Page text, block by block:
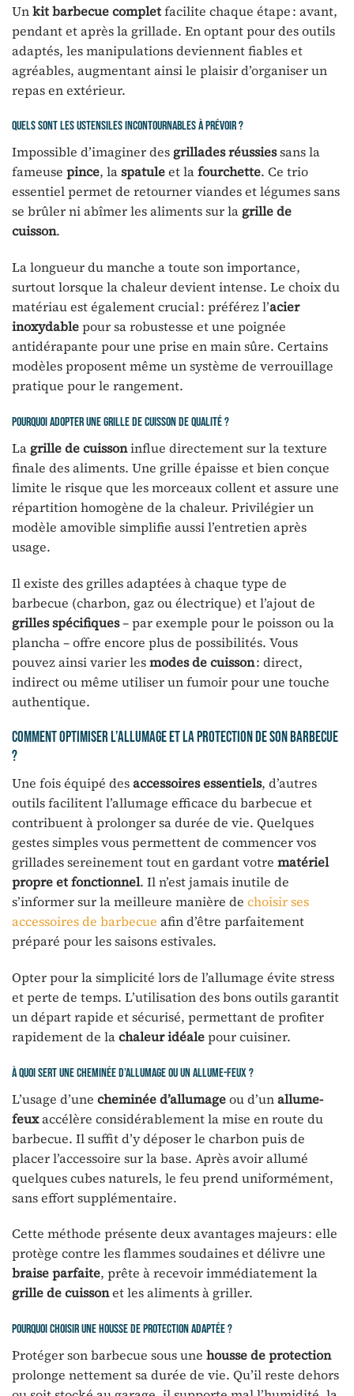
Unkit barbecue completfacilite chaque étape : avant,
pendant et après la grillade. En optant pour des outils
adaptés, les manipulations deviennent fiables et
agréables, augmentant ainsi le plaisir d’organiser un
repas en extérieur.
Quels sont les ustensiles incontournables à prévoir ?
Impossible d’imaginer des grillades réussiessans la
fameuse pince, laspatuleet lafourchette. Ce trio
essentiel permet de retourner viandes et légumes sans
se brûler ni abîmer les aliments sur la grille de
cuisson.
La longueur du manche a toute son importance,
surtout lorsque la chaleur devient intense. Le choix du
matériau est également crucial : préférez l’acier
inoxydablepour sa robustesse et une poignée
antidérapante pour une prise en main sûre. Certains
modèles proposent même un système de verrouillage
pratique pour le rangement.
Pourquoi adopter une grille de cuisson de qualité ?
La grille de cuissoninflue directement sur la texture
finale des aliments. Une grille épaisse et bien conçue
limite le risque que les morceaux collent et assure une
répartition homogène de la chaleur. Privilégier un
modèle amovible simplifie aussi l’entretien après
usage.
Il existe des grilles adaptées à chaque type de
barbecue (charbon, gaz ou électrique) et l’ajout de
grilles spécifiques– par exemple pour le poisson ou la
plancha – offre encore plus de possibilités. Vous
pouvez ainsi varier lesmodes de cuisson: direct,
indirect ou même utiliser un fumoir pour une touche
authentique.
Comment optimiser l’allumage et la protection de son barbecue
?
Une fois équipé desaccessoires essentiels, d’autres
outils facilitent l’allumage efficace du barbecue et
contribuent à prolonger sa durée de vie. Quelques
gestes simples vous permettent de commencer vos
grillades sereinement tout en gardant votre matériel
propre et fonctionnel. Il n’est jamais inutile de
s’informer sur la meilleure manière de choisir ses
accessoires de barbecue afin d’être parfaitement
préparé pour les saisons estivales.
Opter pour la simplicité lors de l’allumage évite stress
et perte de temps. L’utilisation des bons outils garantit
un départ rapide et sécurisé, permettant de profiter
rapidement de lachaleur idéalepour cuisiner.
À quoi sert une cheminée d’allumage ou un allume-feux ?
L’usage d’une cheminée d’allumageou d’unallume-
feuxaccélère considérablement la mise en route du
barbecue. Il suffit d’y déposer le charbon puis de
placer l’accessoire sur la base. Après avoir allumé
quelques cubes naturels, le feu prend uniformément,
sans effort supplémentaire.
Cette méthode présente deux avantages majeurs : elle
protège contre les flammes soudaines et délivre une
braise parfaite, prête à recevoir immédiatement la
grille de cuissonet les aliments à griller.
Pourquoi choisir une housse de protection adaptée ?
Protéger son barbecue sous une housse de protection
prolonge nettement sa durée de vie. Qu’il reste dehors